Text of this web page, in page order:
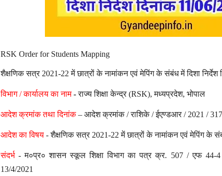
RSK Order for Students Mapping
शैक्षणिक सत्र 2021-22 में छात्रों के नामांकन एवं मेपिंग के संबंध में दिशा निर्देश
विभाग / कार्यालय का नाम-राज्य शिक्षा केन्द्र (RSK), मध्यप्रदेश, भोपाल
आदेश क्रमांक तथा दिनांक– आदेश क्रमांक / राशिके / ईएण्डआर / 2021 /
आदेश का विषय - शैक्षणिक सत्र 2021-22 में छात्रों के नामांकन एवं मेपिंग के
संदर्भ- म०प्र० शासन स्कूल शिक्षा विभाग का पत्र क्र. 507 / एफ 44-4
13/4/2021
Gyan Deep Infoपर आपका स्वागत